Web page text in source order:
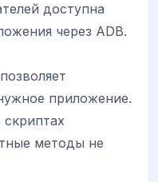
доступна
через ADB.
позволяет
приложение.
методы не